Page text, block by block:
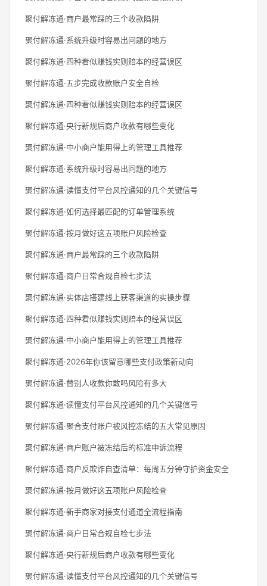
聚付解冻通·商户最常踩的三个收款陷阱
聚付解冻通·系统升级时容易出问题的地方
聚付解冻通·四种看似赚钱实则赔本的经营误区
聚付解冻通·五步完成收款账户安全自检
聚付解冻通·四种看似赚钱实则赔本的经营误区
聚付解冻通·央行新规后商户收款有哪些变化
聚付解冻通·中小商户能用得上的管理工具推荐
聚付解冻通·系统升级时容易出问题的地方
聚付解冻通·读懂支付平台风控通知的几个关键信号
聚付解冻通·如何选择最匹配的订单管理系统
聚付解冻通·按月做好这五项账户风险检查
聚付解冻通·商户最常踩的三个收款陷阱
聚付解冻通·商户日常合规自检七步法
聚付解冻通·实体店搭建线上获客渠道的实操步骤
聚付解冻通·四种看似赚钱实则赔本的经营误区
聚付解冻通·中小商户能用得上的管理工具推荐
聚付解冻通·2026年你该留意哪些支付政策新动向
聚付解冻通·替别人收款你敢吗风险有多大
聚付解冻通·读懂支付平台风控通知的几个关键信号
聚付解冻通·聚合支付账户被风控冻结的五大常见原因
聚付解冻通·商户账户被冻结后的标准申诉流程
聚付解冻通·商户反欺诈自查清单：每周五分钟守护资金安全
聚付解冻通·按月做好这五项账户风险检查
聚付解冻通·新手商家对接支付通道全流程指南
聚付解冻通·商户日常合规自检七步法
聚付解冻通·央行新规后商户收款有哪些变化
聚付解冻通·读懂支付平台风控通知的几个关键信号